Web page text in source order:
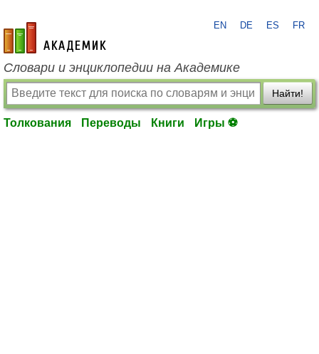
academic.ru
EN DE ES FR
Словари и энциклопедии на Академике
Найти!
Толкования Переводы Книги Игры ⚽